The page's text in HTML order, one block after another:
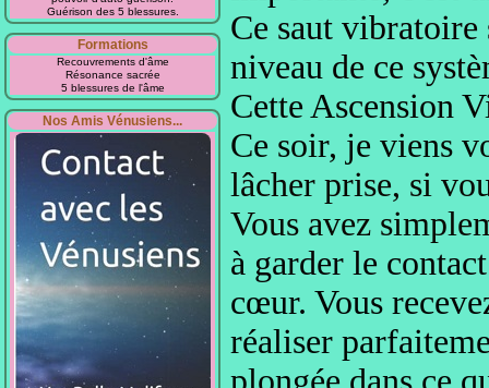
Guérison des 5 blessures.
Formations
Recouvrements d'âme
Résonance sacrée
5 blessures de l'âme
Nos Amis Vénusiens...
Ce saut
niveau de ce
Cette Ascension
Ce soir, je viens
lâcher prise, si
Vous avez
à garder le
cœur. Vous
réaliser